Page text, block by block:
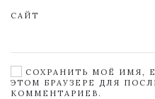
САЙТ
СОХРАНИТЬ МОЁ ИМЯ,
ЭТОМ БРАУЗЕРЕ ДЛЯ
КОММЕНТАРИЕВ.